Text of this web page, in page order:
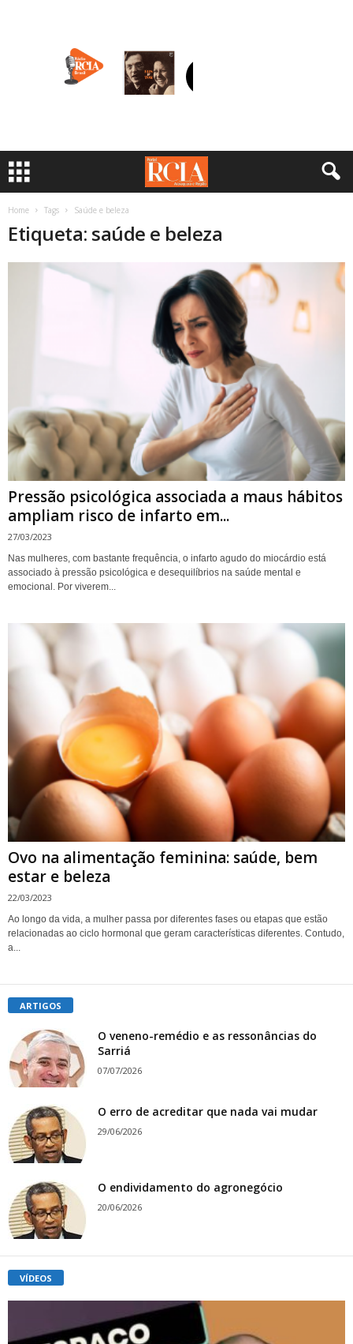
Home Tags Saúde e beleza
Etiqueta: saúde e beleza
Pressão psicológica associada a maus hábitos
ampliam risco de infarto em...
27/03/2023
Nas mulheres, com bastante frequência, o infarto agudo do miocárdio está
associado à pressão psicológica e desequilíbrios na saúde mental e
emocional. Por viverem...
Ovo na alimentação feminina: saúde, bem
estar e beleza
22/03/2023
Ao longo da vida, a mulher passa por diferentes fases ou etapas que estão
relacionadas ao ciclo hormonal que geram características diferentes. Contudo,
a...
ARTIGOS
O veneno-remédio e as ressonâncias do
Sarriá
07/07/2026
O erro de acreditar que nada vai mudar
29/06/2026
O endividamento do agronegócio
20/06/2026
VÍDEOS